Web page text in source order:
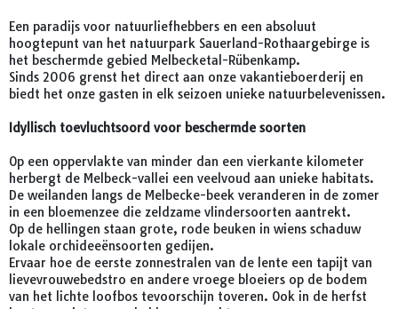
Een paradijs voor natuurliefhebbers en een absoluut
hoogtepunt van het natuurpark Sauerland-Rothaargebirge is
het beschermde gebied Melbecketal-Rübenkamp.
Sinds 2006 grenst het direct aan onze vakantieboerderij en
biedt het onze gasten in elk seizoen unieke natuurbelevenissen.
Idyllisch toevluchtsoord voor beschermde soorten
Op een oppervlakte van minder dan een vierkante kilometer
herbergt de Melbeck-vallei een veelvoud aan unieke habitats.
De weilanden langs de Melbecke-beek veranderen in de zomer
in een bloemenzee die zeldzame vlindersoorten aantrekt.
Op de hellingen staan grote, rode beuken in wiens schaduw
lokale orchideeënsoorten gedijen.
Ervaar hoe de eerste zonnestralen van de lente een tapijt van
lievevrouwebedstro en andere vroege bloeiers op de bodem
van het lichte loofbos tevoorschijn toveren. Ook in de herfst